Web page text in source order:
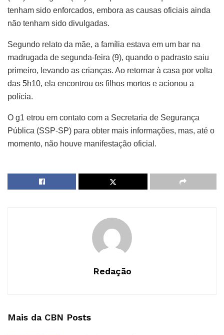
tenham sido enforcados, embora as causas oficiais ainda
não tenham sido divulgadas.
Segundo relato da mãe, a família estava em um bar na
madrugada de segunda-feira (9), quando o padrasto saiu
primeiro, levando as crianças. Ao retornar à casa por volta
das 5h10, ela encontrou os filhos mortos e acionou a
polícia.
O g1 etrou em contato com a Secretaria de Segurança
Pública (SSP-SP) para obter mais informações, mas, até o
momento, não houve manifestação oficial.
Redação
Mais da CBN Posts